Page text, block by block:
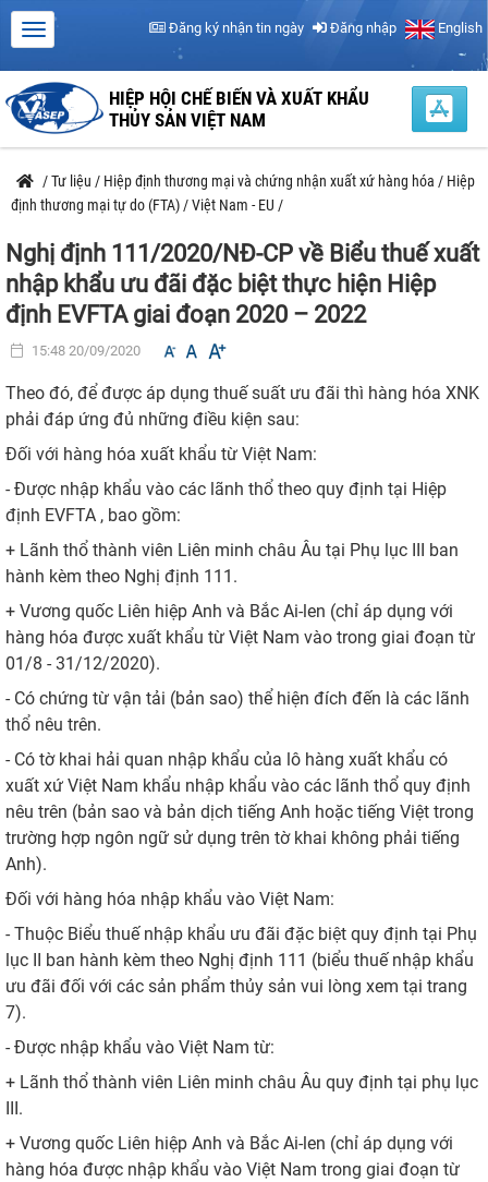
Đăng ký nhận tin ngày Đăng nhập English
HIỆP HỘI CHẾ BIẾN VÀ XUẤT KHẨU
THỦY SẢN VIỆT NAM
/Tư liệu / Hiệp định thương mại và chứng nhận xuất xứ hàng hóa / Hiệp
định thương mại tự do (FTA) /Việt Nam - EU /
Nghị định 111/2020/NĐ-CP về Biểu thuế xuất
nhập khẩu ưu đãi đặc biệt thực hiện Hiệp
định EVFTA giai đoạn 2020 – 2022
15:48 20/09/2020
Theo đó, để được áp dụng thuế suất ưu đãi thì hàng hóa XNK
phải đáp ứng đủ những điều kiện sau:
Đối với hàng hóa xuất khẩu từ Việt Nam:
- Được nhập khẩu vào các lãnh thổ theo quy định tại Hiệp
định EVFTA , bao gồm:
+ Lãnh thổ thành viên Liên minh châu Âu tại Phụ lục III ban
hành kèm theo Nghị định 111.
+ Vương quốc Liên hiệp Anh và Bắc Ai-len (chỉ áp dụng với
hàng hóa được xuất khẩu từ Việt Nam vào trong giai đoạn từ
01/8 - 31/12/2020).
- Có chứng từ vận tải (bản sao) thể hiện đích đến là các lãnh
thổ nêu trên.
- Có tờ khai hải quan nhập khẩu của lô hàng xuất khẩu có
xuất xứ Việt Nam khẩu nhập khẩu vào các lãnh thổ quy định
nêu trên (bản sao và bản dịch tiếng Anh hoặc tiếng Việt trong
trường hợp ngôn ngữ sử dụng trên tờ khai không phải tiếng
Anh).
Đối với hàng hóa nhập khẩu vào Việt Nam:
- Thuộc Biểu thuế nhập khẩu ưu đãi đặc biệt quy định tại Phụ
lục II ban hành kèm theo Nghị định 111 (biểu thuế nhập khẩu
ưu đãi đối với các sản phẩm thủy sản vui lòng xem tại trang
7).
- Được nhập khẩu vào Việt Nam từ:
+ Lãnh thổ thành viên Liên minh châu Âu quy định tại phụ lục
III.
+ Vương quốc Liên hiệp Anh và Bắc Ai-len (chỉ áp dụng với
hàng hóa được nhập khẩu vào Việt Nam trong giai đoạn từ